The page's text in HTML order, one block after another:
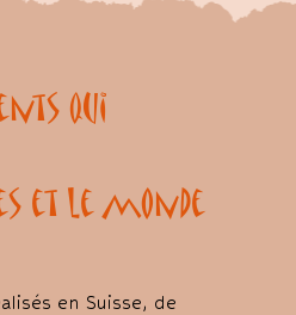
qui
et le monde
en Suisse, de